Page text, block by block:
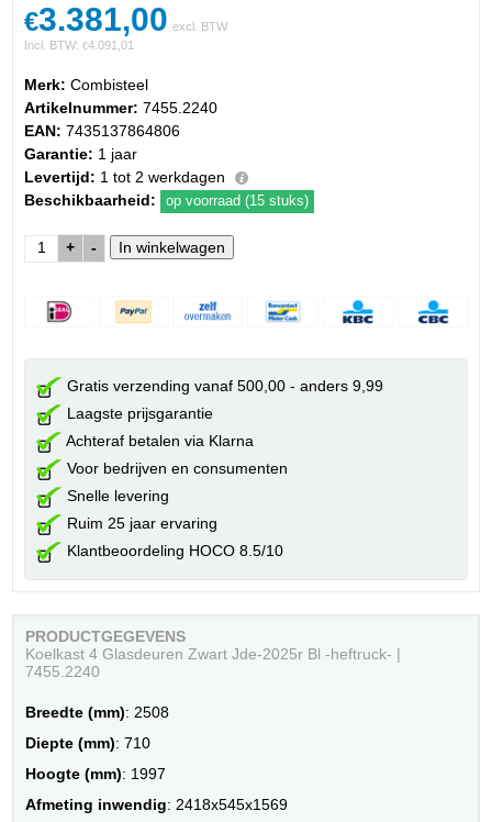
€3.381,00 excl. BTW
Incl. BTW:€4.091,01
Merk: Combisteel
Artikelnummer: 7455.2240
EAN: 7435137864806
Garantie: 1 jaar
Levertijd: 1 tot 2 werkdagen
Beschikbaarheid:
op voorraad (15 stuks)
+ -
Gratis verzending vanaf 500,00 - anders 9,99
Laagste prijsgarantie
Achteraf betalen via Klarna
Voor bedrijven en consumenten
Snelle levering
Ruim 25 jaar ervaring
Klantbeoordeling HOCO 8.5/10
PRODUCTGEGEVENS
Koelkast 4 Glasdeuren Zwart Jde-2025r Bl -heftruck- |
7455.2240
Breedte (mm): 2508
Diepte (mm): 710
Hoogte (mm): 1997
Afmeting inwendig: 2418x545x1569